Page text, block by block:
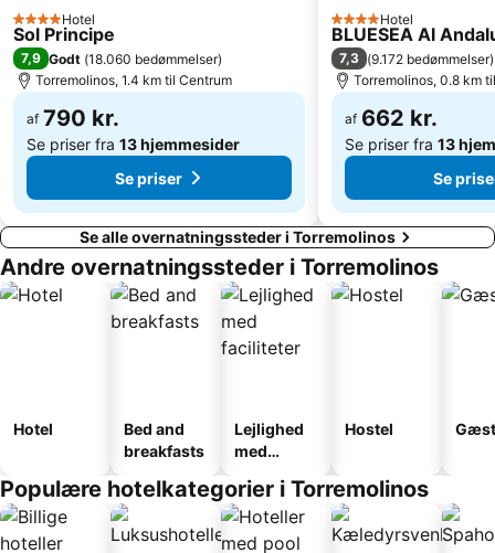
Puerto de Caleta de Vélez
Sea Life Benalmadena
Torremuelle
Calanova Golf Club
4 Stjerner
Hotel
Sol Principe
7,9 Godt (18.060 bedømmelser)
Torremolinos, 1.4 km til Centrum
af 790 kr.
Se priser fra 13 hjemmesider
Se priser
4 Stjerner
Hotel
BLUESEA Al
7,3 (9.172 bedømmelser)
Torremolinos, 0.8 km
af 662 kr.
Se priser fra 13
Se
Se alle overnatningssteder i Torremolinos
Andre overnatningssteder i Torremolinos
Hotel
Bed and
breakfasts
Lejlighed
med
Hostel
Populære hotelkategorier i Torremolinos